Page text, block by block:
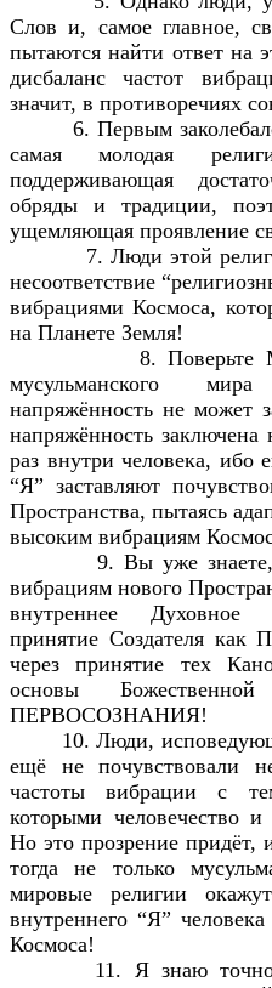
Слов и, самое главное,
пытаются найти ответ на
дисбаланс частот
значит, в противоречиях
6. Первым
самая молодая
поддерживающая
обряды и традиции,
ущемляющая проявление
7. Люди этой религии
несоответствие
вибрациями Космоса,
на Планете Земля!
8. Поверьте Мне,
мусульманского мира
напряжённость не может
напряжённость
раз внутри человека, ибо
“Я” заставляют
Пространства, пытаясь
высоким вибрациям
9. Вы уже знаете,
вибрациям нового
внутреннее
принятие Создателя как
через принятие тех
основы
ПЕРВОСОЗНАНИЯ!
10. Люди,
ещё не почувствовали
частоты вибрации с
которыми человечество
Но это прозрение придёт,
тогда не только
мировые религии
внутреннего “Я”
Космоса!
11. Я знаю точно,